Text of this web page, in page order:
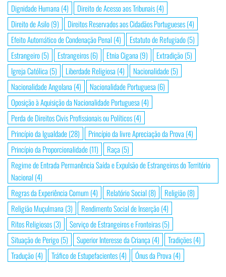
Dignidade Humana (4) Direito de Acesso aos Tribunais(4)
Direito de Asilo(9) Direitos Reservados aos Cidadãos Portugueses(4)
Efeito Automático de Condenação Penal (4) Estatuto de Refugiado(5)
Estrangeiro(5) Estrangeiros(6) Etnia Cigana (9) Extradição(5)
Igreja Católica (5) Liberdade Religiosa (4) Nacionalidade(5)
Nacionalidade Angolana (4) Nacionalidade Portuguesa (6)
Oposição à Aquisição da Nacionalidade Portuguesa (4)
Perda de Direitos Civis Profissionais ou Políticos(4)
Princípio da Igualdade(28) Princípio da livre Apreciação da Prova (4)
Princípio da Proporcionalidade(11) Raça (5)
Regime de Entrada Permanência Saída e Expulsão de Estrangeiros do Território
Nacional (4)
Regras da Experiência Comum (4) Relatório Social (8) Religião(8)
Religião Muçulmana (3) Rendimento Social de Inserção(4)
Ritos Religiosos(3) Serviço de Estrangeiros e Fronteiras(5)
Situação de Perigo(5) Superior Interesse da Criança (4) Tradições(4)
Tradução(4) Tráfico de Estupefacientes(4) Ónus da Prova (4)